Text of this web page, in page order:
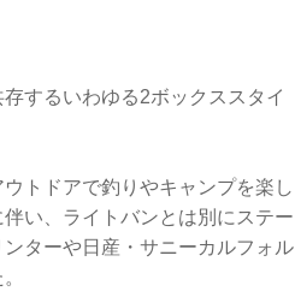
するいわゆる2ボックススタイ
トドアで釣りやキャンプを楽し
い、ライトバンとは別にステー
ターや日産・サニーカルフォル